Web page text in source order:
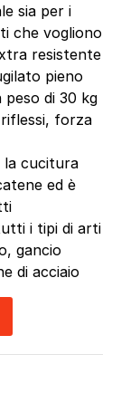
sia per i
che vogliono
resistente
pieno
peso di 30 kg
forza
la cucitura
ed è
i tipi di arti
gancio
di acciaio